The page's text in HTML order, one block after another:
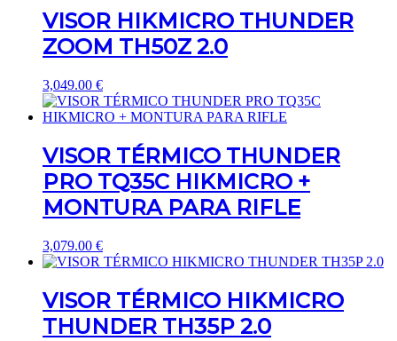
VISOR HIKMICRO THUNDER
ZOOM TH50Z 2.0
3,049.00 €
VISOR TÉRMICO THUNDER
PRO TQ35C HIKMICRO +
MONTURA PARA RIFLE
3,079.00 €
VISOR TÉRMICO HIKMICRO
THUNDER TH35P 2.0